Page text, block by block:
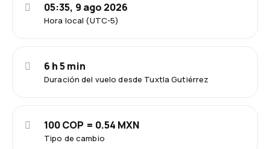
Hora local (UTC-5)
05:35, 9 ago 2026
Duración del vuelo desde Tuxtla Gutiérrez
6 h 5 min
Tipo de cambio
100 COP = 0.54 MXN